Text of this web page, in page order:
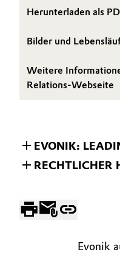
Herunterladen als
Bilder und
Weitere
Relations-Webseite
EVONIK:
RECHTLICHER
Evonik